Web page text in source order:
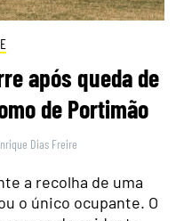
após queda de
de Portimão
Dias Freire
a recolha de uma
o único ocupante. O